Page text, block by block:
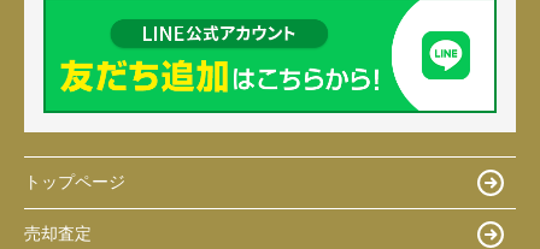
トップページ
売却査定